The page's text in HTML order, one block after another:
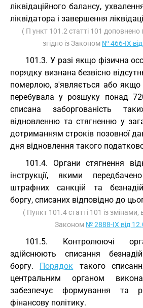
ліквідаційного балансу,
ліквідатора і завершення
( П ункт 101.2 статті 101
згідно із Законом № 466-IX
101.3. У разі якщо фізична
порядку визнана безвісно
померлою, з'являється або якщо
перебувала у розшуку понад
списана заборгованість
відновленню та стягненню у
дотриманням строків позовної
дня відновлення такого
101.4. Органи стягнення
інструкції, якими
штрафних санкцій та
боргу, списаних відповідно до
( Пункт 101.4 статті 101 із змінами,
Законом № 2888-IX від
101.5. Контролюючі
здійснюють списання
боргу. Порядок такого
центральним органом
забезпечує формування та
фінансову політику.